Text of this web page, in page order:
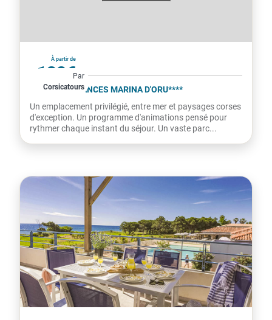
À partir de
132€
par personne
Par
Corsicatours
France
VILLAGE VACANCES MARINA D'ORU****
Un emplacement privilégié, entre mer et paysages corses
d'exception. Un programme d'animations pensé pour
rythmer chaque instant du séjour. Un vaste parc...